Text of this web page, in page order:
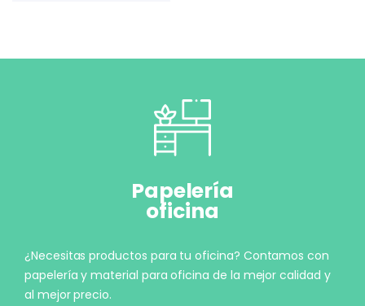
Papelería
oficina
¿Necesitas productos para tu oficina? Contamos con
papelería y material para oficina de la mejor calidad y
al mejor precio.